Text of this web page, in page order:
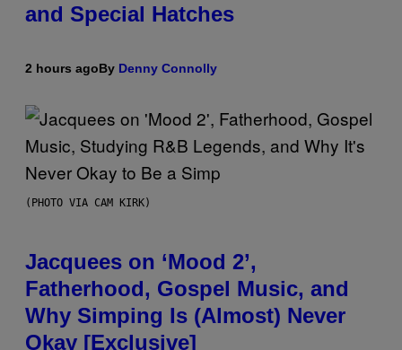
and Special Hatches
2 hours agoBy Denny Connolly
(PHOTO VIA CAM KIRK)
Jacquees on ‘Mood 2’,
Fatherhood, Gospel Music, and
Why Simping Is (Almost) Never
Okay [Exclusive]